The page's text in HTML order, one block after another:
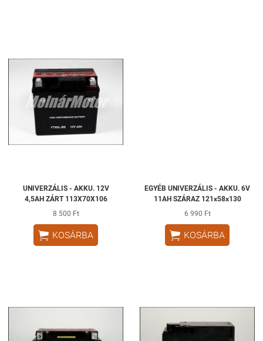
UNIVERZÁLIS - AKKU. 12V
4,5AH ZÁRT 113X70X106
8 500 Ft
 KOSÁRBA
EGYÉB UNIVERZÁLIS - AKKU. 6V
11AH SZÁRAZ 121x58x130
6 990 Ft
 KOSÁRBA